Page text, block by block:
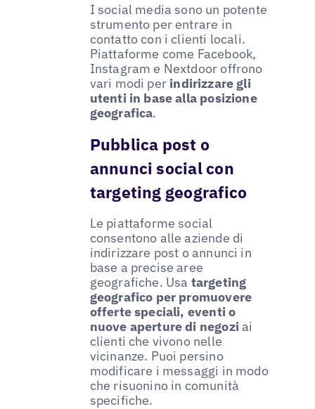
I social media sono un potente
strumento per entrare in
contatto con i clienti locali.
Piattaforme come Facebook,
Instagram e Nextdoor offrono
vari modi per indirizzare gli
utenti in base alla posizione
geografica.
Pubblica post o
annunci social con
targeting geografico
Le piattaforme social
consentono alle aziende di
indirizzare post o annunci in
base a precise aree
geografiche. Usa targeting
geografico per promuovere
offerte speciali, eventi o
nuove aperture di negoziai
clienti che vivono nelle
vicinanze. Puoi persino
modificare i messaggi in modo
che risuonino in comunità
specifiche.